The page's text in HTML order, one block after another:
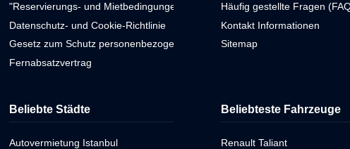
"Reservierungs- und Mietbedingungen
Datenschutz- und Cookie-Richtlinie
Gesetz zum Schutz personenbezogener Daten
Fernabsatzvertrag
Häufig gestellte Fragen
Kontakt Informationen
Sitemap
Beliebte Städte
Autovermietung Istanbul
Beliebteste Fahrzeuge
Renault Taliant